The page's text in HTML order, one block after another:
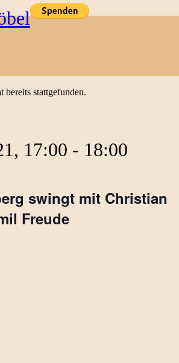
bereits stattgefunden.
17:00 - 18:00
swingt mit Christian
Freude